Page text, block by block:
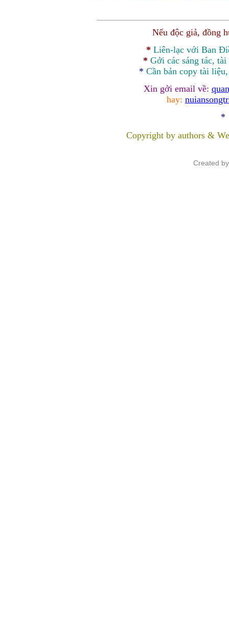
Nếu độc giả, đồng
* Liên-lạc với Ban
* Gởi các sáng tác,
* Cần bản copy tài
Xin gởi email về:
hay:
*
Copyright by authors &
Created